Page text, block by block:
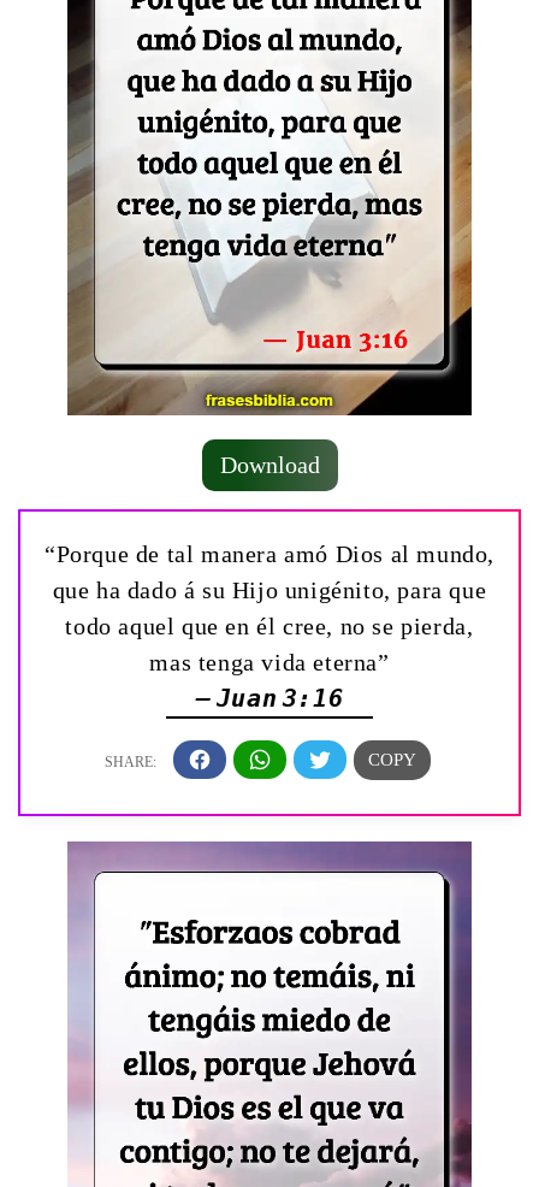
Download
“Porque de tal manera amó Dios al mundo,
que ha dado á su Hijo unigénito, para que
todo aquel que en él cree, no se pierda,
mas tenga vida eterna”
— Juan 3:16